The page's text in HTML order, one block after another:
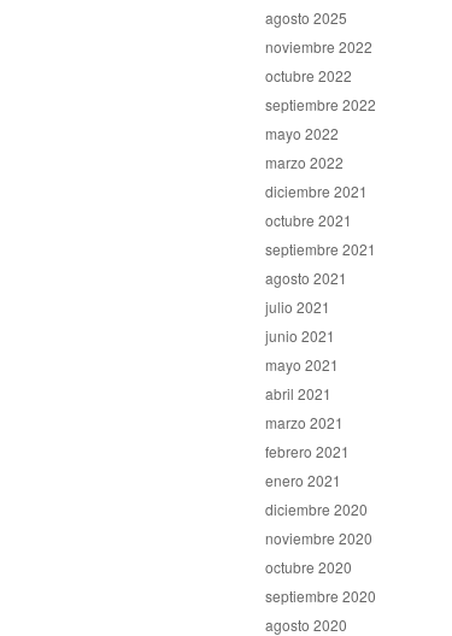
agosto 2025
noviembre 2022
octubre 2022
septiembre 2022
mayo 2022
marzo 2022
diciembre 2021
octubre 2021
septiembre 2021
agosto 2021
julio 2021
junio 2021
mayo 2021
abril 2021
marzo 2021
febrero 2021
enero 2021
diciembre 2020
noviembre 2020
octubre 2020
septiembre 2020
agosto 2020